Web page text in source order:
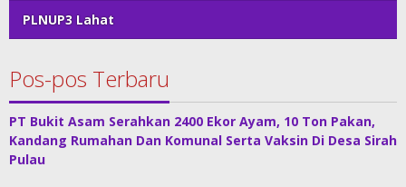
PLNUP3 Lahat
Pos-pos Terbaru
PT Bukit Asam Serahkan 2400 Ekor Ayam, 10 Ton Pakan,
Kandang Rumahan Dan Komunal Serta Vaksin Di Desa Sirah
Pulau